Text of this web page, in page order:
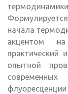
начала
акцентом
практический
опытной